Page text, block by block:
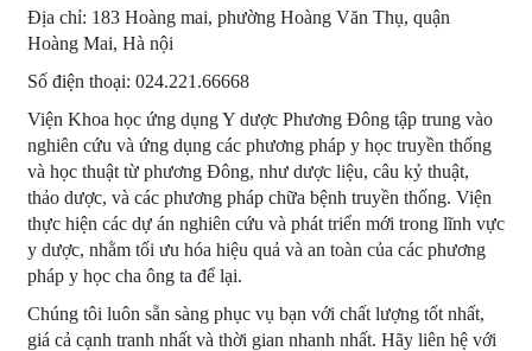
Địa chỉ: 183 Hoàng mai, phường Hoàng Văn Thụ, quận
Hoàng Mai, Hà nội
Số điện thoại: 024.221.66668
Viện Khoa học ứng dụng Y dược Phương Đông tập trung vào
nghiên cứu và ứng dụng các phương pháp y học truyền thống
và học thuật từ phương Đông, như dược liệu, câu kỷ thuật,
thảo dược, và các phương pháp chữa bệnh truyền thống. Viện
thực hiện các dự án nghiên cứu và phát triển mới trong lĩnh vực
y dược, nhằm tối ưu hóa hiệu quả và an toàn của các phương
pháp y học cha ông ta để lại.
Chúng tôi luôn sẵn sàng phục vụ bạn với chất lượng tốt nhất,
giá cả cạnh tranh nhất và thời gian nhanh nhất. Hãy liên hệ với